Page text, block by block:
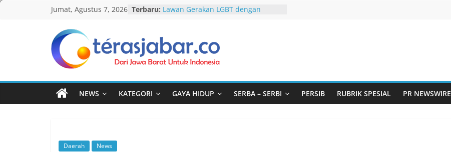
Skip
Jumat, Agustus 7, 2026 Terbaru: Lawan Gerakan LGBT dengan
tak Menyentuh Masalah
Komnas Anti Pemurtadan Gandeng
Dewan Dakwah Gelar Seminar
Penanganan Kasus Pemurtadan
Cetak Sejarah, 20 Ribu Anak
PAUD/TK/RA di Bandung Barat Siap
Teras
Jabar
NEWS KATEGORI GAYA HIDUP SERBA – SERBI PERSIB RUBRIK SPESIAL PR NEWSWIRE
Daerah News